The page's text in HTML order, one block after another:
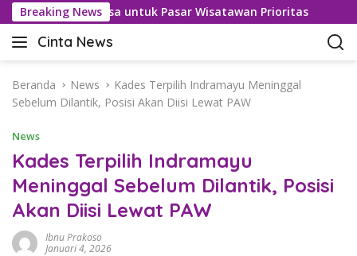
a
Breaking News
Bebas Visa untuk Pasar Wisatawan Prioritas
Cinta News
C
n
t
N
e
w
s
–
a
Beranda News
Kades Terpilih Indramayu Meninggal
Sebelum Dilantik, Posisi Akan Diisi Lewat PAW
News
Kades Terpilih Indramayu
Meninggal Sebelum Dilantik, Posisi
Akan Diisi Lewat PAW
Ibnu Prakoso
Januari 4, 2026